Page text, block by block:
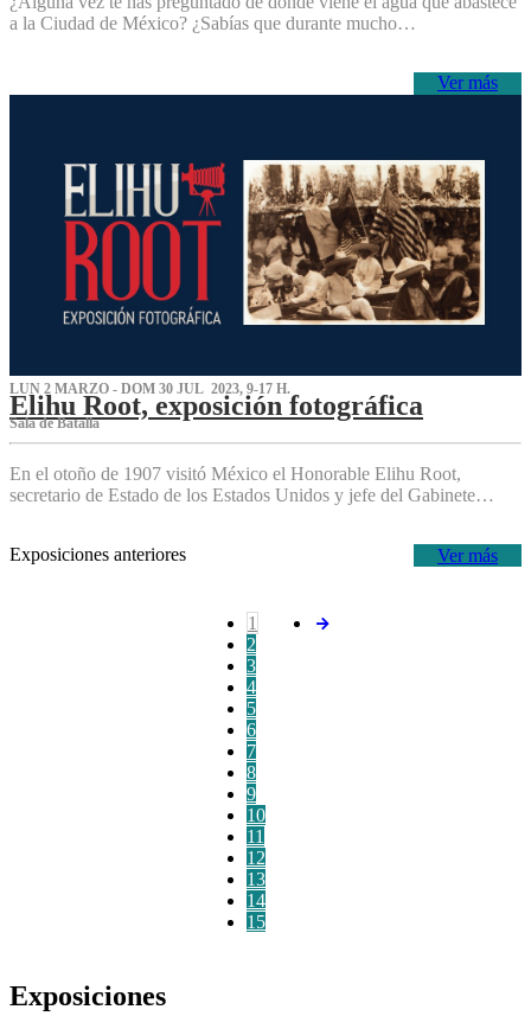
a la Ciudad de México? ¿Sabías que durante mucho…
Ver más
LUN 2 MARZO - DOM 30 JUL 2023, 9-17 H.
Elihu Root, exposición fotográfica
Sala de Batalla
En el otoño de 1907 visitó México el Honorable Elihu Root,
secretario de Estado de los Estados Unidos y jefe del Gabinete…
Ver más
Exposiciones anteriores
1
2
3
4
5
6
7
8
9
10
11
12
13
14
15
Exposiciones